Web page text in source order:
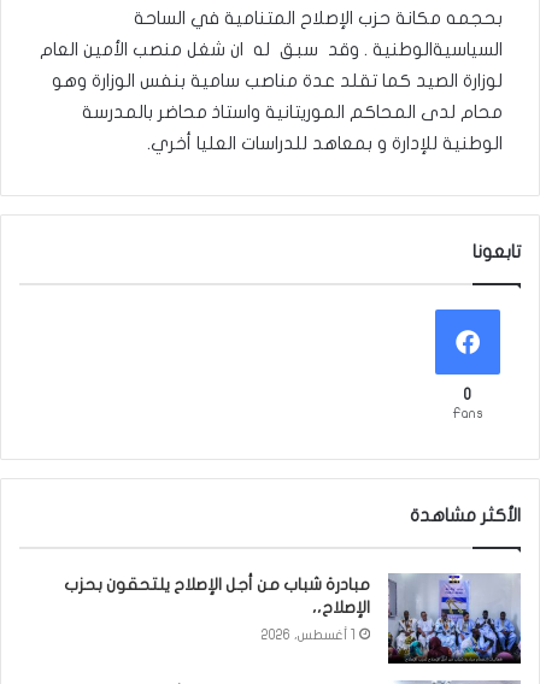
بحجمه مكانة حزب الإصلاح المتنامية في الساحة
السياسيةالوطنية . وقد سبق له ان شغل منصب الأمين العام
لوزارة الصيد كما تقلد عدة مناصب سامية بنفس الوزارة وهو
محام لدى المحاكم الموريتانية واستاذ محاضر بالمدرسة
الوطنية للإدارة و بمعاهد للدراسات العليا أخري.
تابعونا
0
Fans
الأكثر مشاهدة
مبادرة شباب من أجل الإصلاح يلتحقون بحزب
الإصلاح،،